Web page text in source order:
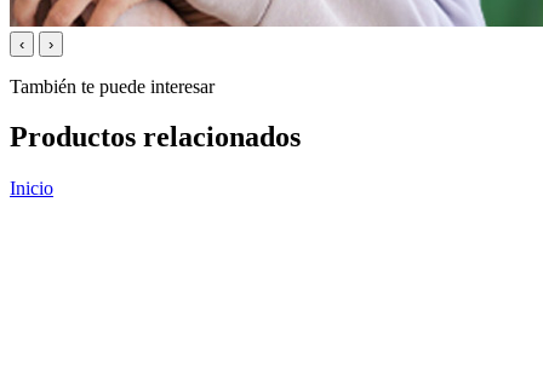
‹ ›
También te puede interesar
Productos relacionados
Inicio